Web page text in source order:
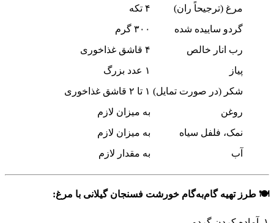
مرغ (ترجیحاً ران)
۴ تکه
گردو ساییده شده
۳۰۰ گرم
رب انار خالص
۴ قاشق غذاخوری
پیاز
۱ عدد بزرگ
شکر (در صورت تمایل) ۱ تا ۲ قاشق غذاخوری
روغن
به میزان لازم
نمک، فلفل سیاه
به میزان لازم
آب
به مقدار لازم
🍽 طرز تهیه گام‌به‌گام خورشت فسنجان گیلانی با مرغ: